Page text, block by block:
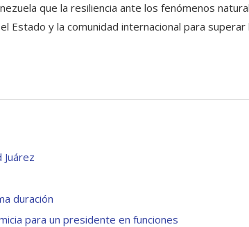
que la resiliencia ante los fenómenos
Estado y la comunidad internacional para superar
Juárez
duración
para un presidente en funciones